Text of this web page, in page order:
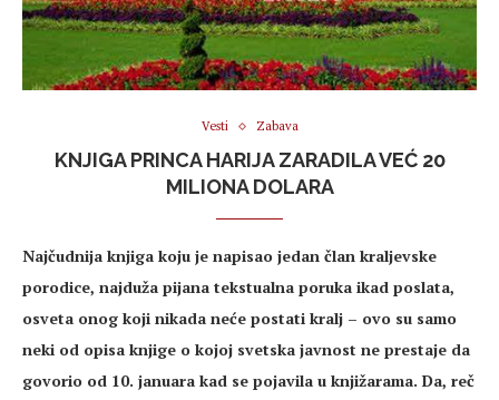
Vesti Zabava
KNJIGA PRINCA HARIJA ZARADILA VEĆ 20
MILIONA DOLARA
Najčudnija knjiga koju je napisao jedan član kraljevske
porodice, najduža pijana tekstualna poruka ikad poslata,
osveta onog koji nikada neće postati kralj – ovo su samo
neki od opisa knjige o kojoj svetska javnost ne prestaje da
govorio od 10. januara kad se pojavila u knjižarama. Da, reč